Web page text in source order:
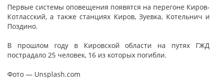
Первые системы оповещения появятся на перегоне Киров-
Котласский, а также станциях Киров, Зуевка, Котельнич и
Поздино.
В прошлом году в Кировской области на путях ГЖД
пострадало 25 человек, 16 из которых погибли.
Фото — Unsplash.com